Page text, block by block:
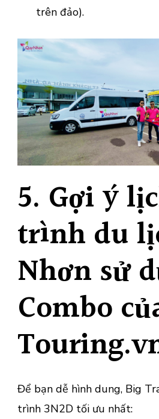
trên đảo).
5. Gợi ý
trình du
Nhơn sử
Combo
Để bạn dễ hình dung, Big
trình 3N2D tối ưu nhất: